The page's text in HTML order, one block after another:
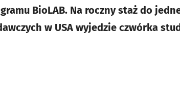
BioLAB. Na roczny staż do
w USA wyjedzie czwórka